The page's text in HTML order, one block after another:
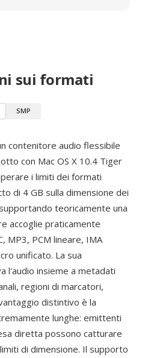
sui formati
SMP
contenitore audio flessibile
con Mac OS X 10.4 Tiger
i limiti dei formati
di 4 GB sulla dimensione dei
teoricamente una
accoglie praticamente
MP3, PCM lineare, IMA
unificato. La sua
l'audio insieme a metadati
regioni di marcatori,
distintivo è la
lunghe: emittenti
diretta possono catturare
di dimensione. Il supporto